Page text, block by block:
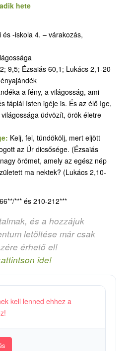
hete
és -iskola 4. – várakozás,
9,5; Ézsaiás 60,1; Lukács 2,1-20
a fény, a világosság, ami
táplál Isten igéje is. És az élő Ige,
üdvözít, örök életre
Kelj, fel, tündökölj, mert eljött
az Úr dicsősége. (Ézsaiás
örömet, amely az egész nép
ma nektek? (Lukács 2,10-
*** és 210-212***
és a hozzájuk
letöltése már csak
érhető el!
ide!
kell lenned ehhez a